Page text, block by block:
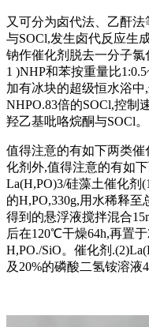
又可分为卤代法、乙酐
与SOCl,发生卤代反应生
钠作催化剂脱去一分子
1 )NHP和苯按重量比
加有冰块的超级恒水浴
NHPO.83倍的SOCl,控制
羟乙基吡咯烷酮与SOCl。
值得注意的有如下两类
化剂外,值得注意的有如
La(H,PO)3/硅藻土催化剂
的H,PO,330g,用水稀释至
得到的悬浮液搅拌混合
后在120℃干燥64h,再置
H,PO./SiO。催化剂
及20%的磷酸二氢铵溶液